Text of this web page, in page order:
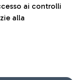
ai controlli
alla